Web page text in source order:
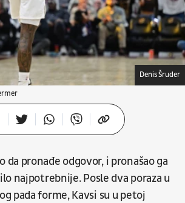
Denis Šruder
da pronađe odgovor, i pronašao ga
najpotrebnije. Posle dva poraza u
pada forme, Kavsi su u petoj